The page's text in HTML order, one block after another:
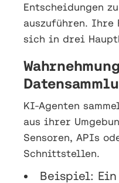
Entscheidungen
auszuführen. Ihre
sich in drei
KI-Agenten
aus ihrer
Sensoren, APIs
Schnittstellen.
Beispiel: Ein